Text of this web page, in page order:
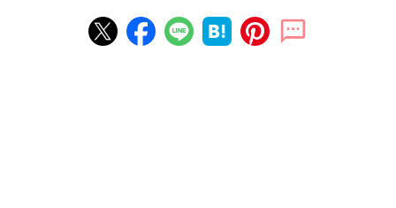
――家族にはカミングアウトしたんでしょうか。